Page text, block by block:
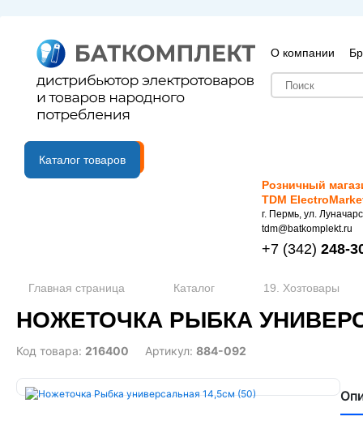
О компании
B2B портал
Каталог товаров
Розничный
TDM
г. Пермь, ул.
tdm@batkomplekt.ru
+7 (342) 248-
Главная страница Каталог 19. Хозтовары
НОЖЕТОЧКА РЫБКА
Код товара: 216400 Артикул: 884-092